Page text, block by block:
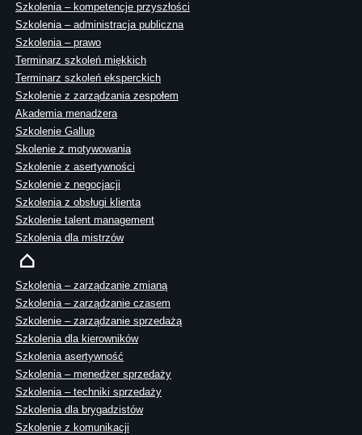
Szkolenia – kompetencje przyszłości
Szkolenia – administracja publiczna
Szkolenia – prawo
Terminarz szkoleń miękkich
Terminarz szkoleń eksperckich
Szkolenie z zarządzania zespołem
Akademia menadżera
Szkolenie Gallup
Skolenie z motywowania
Szkolenie z asertywności
Szkolenie z negocjacji
Szkolenia z obsługi klienta
Szkolenie talent management
Szkolenia dla mistrzów
Szkolenia – zarządzanie zmianą
Szkolenia – zarządzanie czasem
Szkolenie – zarządzanie sprzedażą
Szkolenia dla kierowników
Szkolenia asertywność
Szkolenia – menedżer sprzedaży
Szkolenia – techniki sprzedaży
Szkolenia dla brygadzistów
Szkolenie z komunikacji